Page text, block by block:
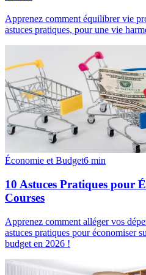
Apprenez comment équilibrer vie
astuces pratiques, pour une vie
Économie et Budget6 min
10 Astuces Pratiques pour
Courses
Apprenez comment alléger vos
astuces pratiques pour économiser
budget en 2026 !